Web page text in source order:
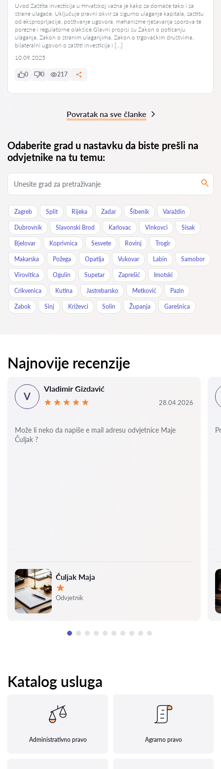
Uvod Zaštita investicija u Hrvatskoj važna je kako za domaće tako i za
strane ulagače. Uključuje pravni okvir za sigurno ulaganje kapitala, zaštitu
od eksproprijacije, poštivanje ugovora, mehanizme rješavanja sporova te
porezne i regulatorne olakšice.Glavni propisi su Zakon o poticanju
ulaganja, Zakon o stranim ulaganjima, Zakon o trgovačkim društvima,
bilateralni ugovori o zaštiti investicija i […]
10.09.2025
0 0 217
Povratak na sve članke
Odaberite grad u nastavku da biste prešli na
odvjetnike na tu temu:
Zagreb Split Rijeka Zadar Šibenik Varaždin
Dubrovnik Slavonski Brod Karlovac Vinkovci Sisak
Bjelovar Koprivnica Sesvete Rovinj Trogir
Makarska Požega Opatija Vukovar Labin Samobor
Virovitica Ogulin Supetar Zaprešić Imotski
Crikvenica Kutina Jastrebarsko Metković Pazin
Zabok Sinj Križevci Solin Županja Garešnica
Najnovije recenzije
Čuljak Maja
Ocjena:
Odvjetnik
V
Vladimir Gizdavić
28.04.2026
Može li neko da napiše e mail adresu odvjetnice Maje
Čuljak ?
Katalog usluga
Administrativno pravo Agrarno pravo